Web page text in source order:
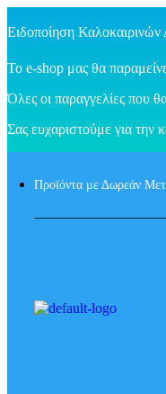
Ειδοποίηση
Το e-shop μας θα
Όλες οι παραγγελίες που
Σας ευχαριστούμε για την
Προϊόντα με Δωρεάν